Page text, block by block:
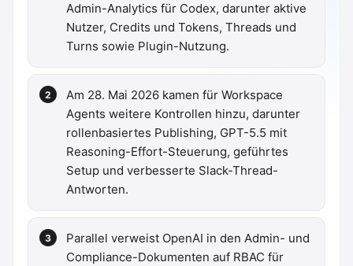
Admin-Analytics für Codex, darunter aktive
Nutzer, Credits und Tokens, Threads und
Turns sowie Plugin-Nutzung.
Am 28. Mai 2026 kamen für Workspace
Agents weitere Kontrollen hinzu, darunter
rollenbasiertes Publishing, GPT-5.5 mit
Reasoning-Effort-Steuerung, geführtes
Setup und verbesserte Slack-Thread-
Antworten.
Parallel verweist OpenAI in den Admin- und
Compliance-Dokumenten auf RBAC für